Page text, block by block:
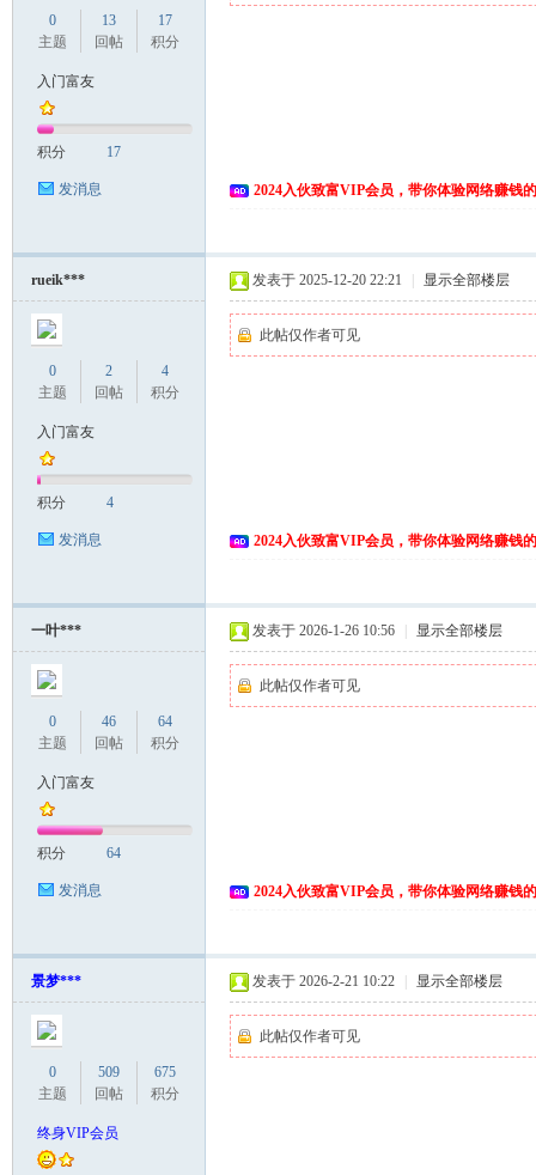
0
主题
13
回帖
17
积分
入门富友
积分 17
发消息 2024入伙致富VIP会员，带你体验网络赚钱
rueik***
0
主题
2
回帖
4
积分
入门富友
积分 4
发消息
发表于 2025-12-20 22:21 显示全部楼层
此帖仅作者可见
2024入伙致富VIP会员，带你体验网络赚钱
一叶***
0
主题
46
回帖
64
积分
入门富友
积分 64
发消息
发表于 2026-1-26 10:56 显示全部楼层
此帖仅作者可见
2024入伙致富VIP会员，带你体验网络赚钱
景梦***
0
主题
509
回帖
675
积分
终身VIP会员
发表于 2026-2-21 10:22 显示全部楼层
此帖仅作者可见